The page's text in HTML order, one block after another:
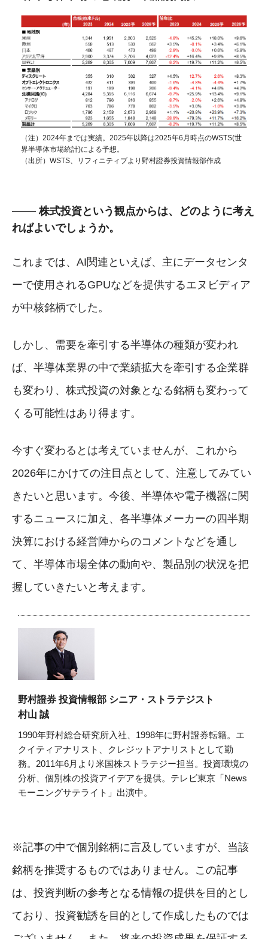
（注）2024年までは実績。2025年以降は2025年6月時点のWSTS(世
界半導体市場統計)による予想。
（出所）WSTS、リフィニティブより野村證券投資情報部作成
株式投資という観点からは、どのように考え
ればよいでしょうか。
これまでは、AI関連といえば、主にデータセンタ
ーで使用されるGPUなどを提供するエヌビディア
が中核銘柄でした。
しかし、需要を牽引する半導体の種類が変われ
ば、半導体業界の中で業績拡大を牽引する企業群
も変わり、株式投資の対象となる銘柄も変わって
くる可能性はあり得ます。
今すぐ変わるとは考えていませんが、これから
2026年にかけての注目点として、注意してみてい
きたいと思います。今後、半導体や電子機器に関
するニュースに加え、各半導体メーカーの四半期
決算における経営陣からのコメントなどを通し
て、半導体市場全体の動向や、製品別の状況を把
握していきたいと考えます。
野村證券 投資情報部 シニア・ストラテジスト
村山 誠
1990年野村総合研究所入社、1998年に野村證券転籍。エ
クイティアナリスト、クレジットアナリストとして勤
務。2011年6月より米国株ストラテジー担当。投資環境の
分析、個別株の投資アイデアを提供。テレビ東京「News
モーニングサテライト」出演中。
※記事の中で個別銘柄に言及していますが、当該
銘柄を推奨するものではありません。この記事
は、投資判断の参考となる情報の提供を目的とし
ており、投資勧誘を目的として作成したものでは